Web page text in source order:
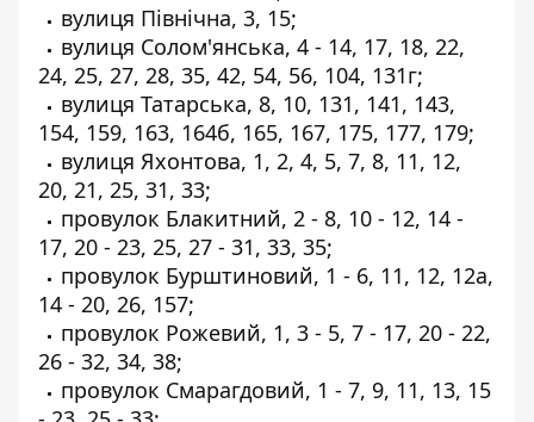
вулиця Північна, 3, 15;
вулиця Солом'янська, 4 - 14, 17, 18, 22,
24, 25, 27, 28, 35, 42, 54, 56, 104, 131г;
вулиця Татарська, 8, 10, 131, 141, 143,
154, 159, 163, 164б, 165, 167, 175, 177, 179;
вулиця Яхонтова, 1, 2, 4, 5, 7, 8, 11, 12,
20, 21, 25, 31, 33;
провулок Блакитний, 2 - 8, 10 - 12, 14 -
17, 20 - 23, 25, 27 - 31, 33, 35;
провулок Бурштиновий, 1 - 6, 11, 12, 12а,
14 - 20, 26, 157;
провулок Рожевий, 1, 3 - 5, 7 - 17, 20 - 22,
26 - 32, 34, 38;
провулок Смарагдовий, 1 - 7, 9, 11, 13, 15